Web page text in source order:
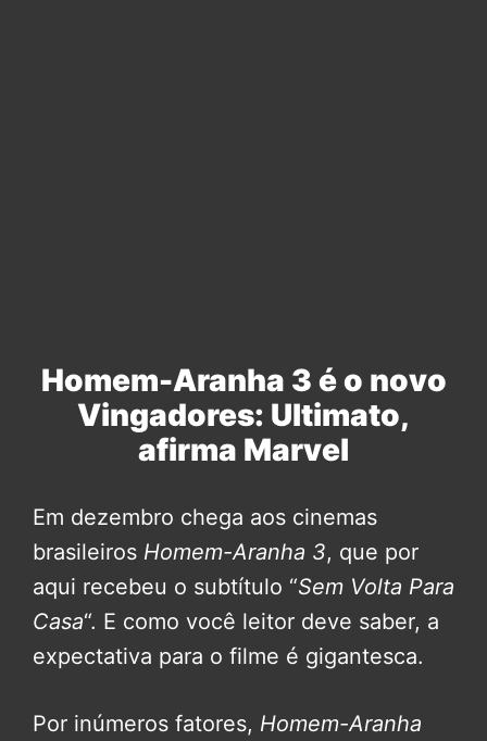
Homem-Aranha 3 é o novo
Vingadores: Ultimato,
afirma Marvel
Em dezembro chega aos cinemas
brasileiros Homem-Aranha 3, que por
aqui recebeu o subtítulo “Sem Volta Para
Casa“. E como você leitor deve saber, a
expectativa para o filme é gigantesca.
Por inúmeros fatores, Homem-Aranha